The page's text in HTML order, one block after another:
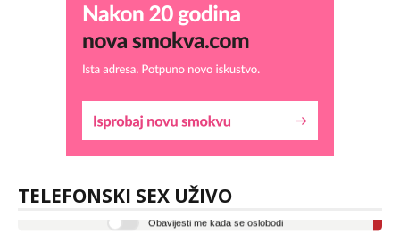
TELEFONSKI SEX UŽIVO
tel:0,93€ - mob:1,12€ min